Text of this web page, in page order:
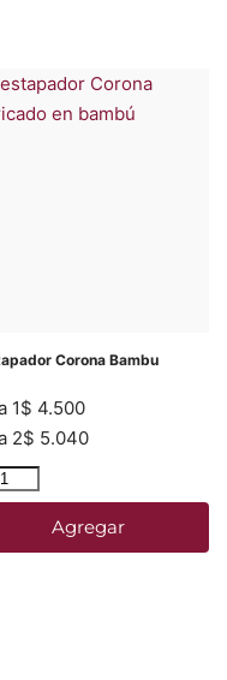
Corona Bambu
1$ 4.500
2$ 5.040
Agregar